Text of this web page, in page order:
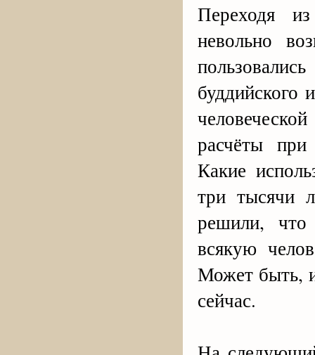
Переходя
невольно
буддийского
расчёты при
Какие
три тысячи
решили, что
всякую
Может быть,
сейчас.